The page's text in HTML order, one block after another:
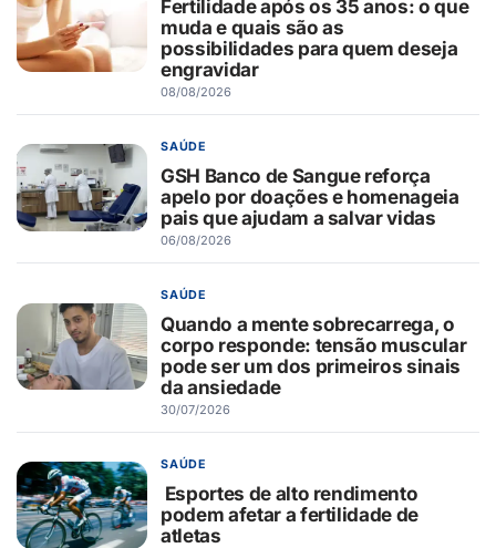
Fertilidade após os 35 anos: o que
muda e quais são as
possibilidades para quem deseja
engravidar
08/08/2026
SAÚDE
GSH Banco de Sangue reforça
apelo por doações e homenageia
pais que ajudam a salvar vidas
06/08/2026
SAÚDE
Quando a mente sobrecarrega, o
corpo responde: tensão muscular
pode ser um dos primeiros sinais
da ansiedade
30/07/2026
SAÚDE
Esportes de alto rendimento
podem afetar a fertilidade de
atletas